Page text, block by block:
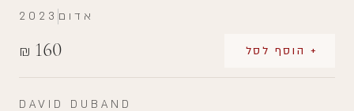
₪ 160 + הוסף לסל
2023 אדום
DAVID DUBAND